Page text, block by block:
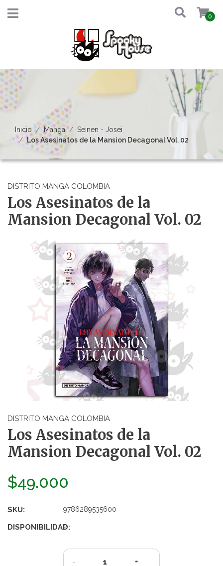
0
Inicio Manga
Seinen - Josei
Los Asesinatos de la Mansion Decagonal Vol. 02
DISTRITO MANGA COLOMBIA
Los Asesinatos de la
Mansion Decagonal Vol. 02
DISTRITO MANGA COLOMBIA
Los Asesinatos de la
Mansion Decagonal Vol. 02
$49.000
SKU: 9786289535600
DISPONIBILIDAD:
2
- +